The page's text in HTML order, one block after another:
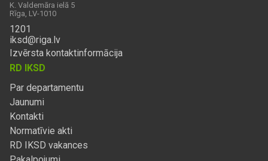
K. Valdemāra ielā 5
Rīga, LV-1010
1201
iksd@riga.lv
Izvērsta kontaktinformācija
RD IKSD
Par departamentu
Jaunumi
Kontakti
Normatīvie akti
RD IKSD vakances